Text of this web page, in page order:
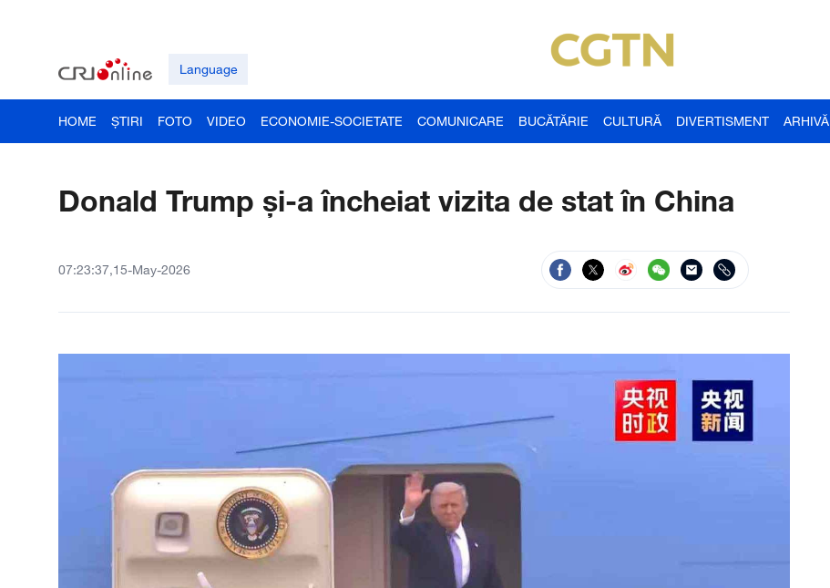
Language
HOME ȘTIRI FOTO VIDEO ECONOMIE-SOCIETATE COMUNICARE BUCĂTĂRIE CULTURĂ DIVERTISMENT ARHIVĂ
Donald Trump și-a încheiat vizita de stat în China
07:23:37,15-May-2026